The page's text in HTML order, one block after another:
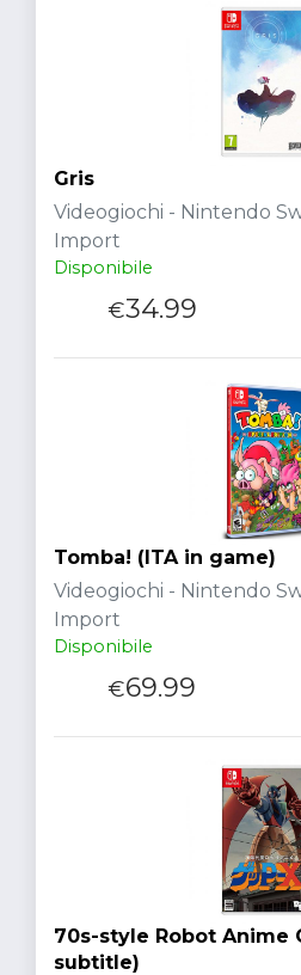
Gris
Videogiochi - Nintendo
Import
Disponibile
€34.99
Tomba! (ITA in game)
Videogiochi - Nintendo
Import
Disponibile
€69.99
70s-style Robot Anime
subtitle)